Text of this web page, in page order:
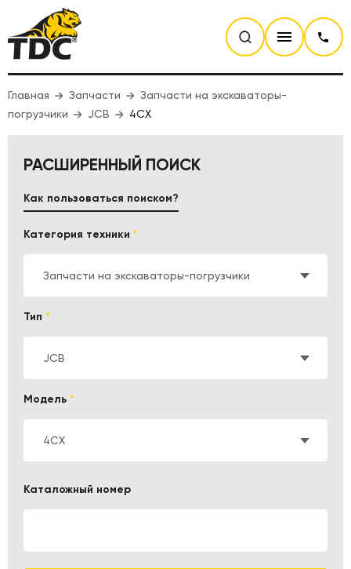
Главная Запчасти
Запчасти на экскаваторы-
погрузчики
JCB 4СХ
РАСШИРЕННЫЙ ПОИСК
Категория техники *
Запчасти на экскаваторы-погрузчики
Тип *
JCB
Модель *
4СХ
Каталожный номер
Как пользоваться поиском?